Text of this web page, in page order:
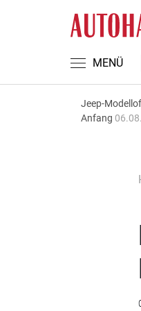
MENÜ
Jeep-
Anfang